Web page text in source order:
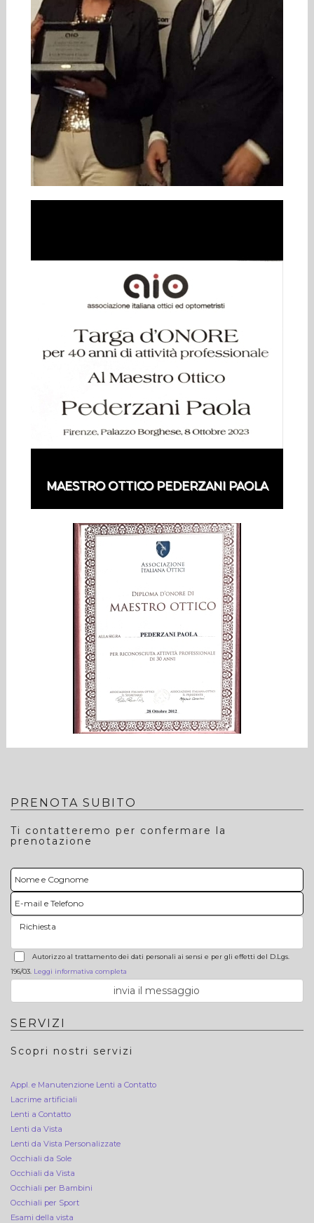
MAESTRO OTTICO PEDERZANI PAOLA
PRENOTA SUBITO
Ti contatteremo per confermare la
prenotazione
Autorizzo al trattamento dei dati personali ai sensi e per gli effetti del D.Lgs.
196/03. Leggi informativa completa
SERVIZI
Scopri nostri servizi
Appl. e Manutenzione Lenti a Contatto
Lacrime artificiali
Lenti a Contatto
Lenti da Vista
Lenti da Vista Personalizzate
Occhiali da Sole
Occhiali da Vista
Occhiali per Bambini
Occhiali per Sport
Esami della vista